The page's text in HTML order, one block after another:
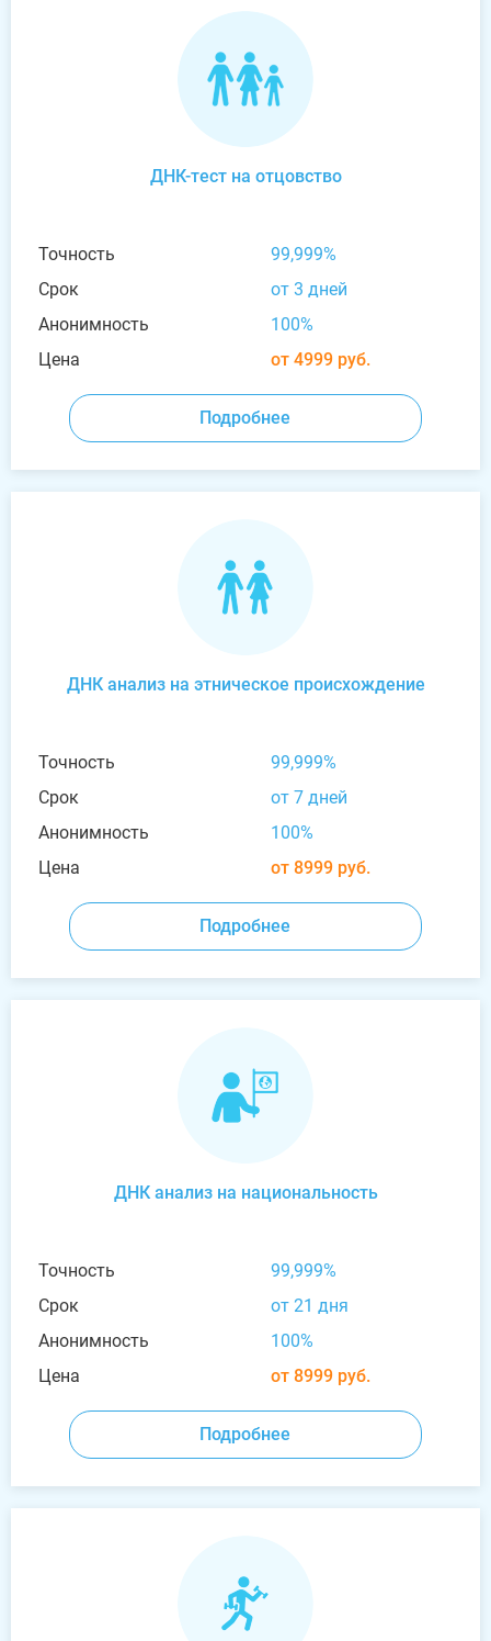
ДНК-тест на отцовство
Точность
99,999%
Срок
от 3 дней
Анонимность
100%
Цена
от 4999 руб.
Подробнее
ДНК анализ на этническое происхождение
Точность
99,999%
Срок
от 7 дней
Анонимность
100%
Цена
от 8999 руб.
Подробнее
ДНК анализ на национальность
Точность
99,999%
Срок
от 21 дня
Анонимность
100%
Цена
от 8999 руб.
Подробнее